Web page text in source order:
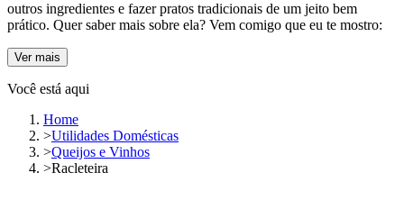
outros ingredientes e fazer pratos tradicionais de um jeito bem
prático. Quersaber mais sobre ela? Vem comigo que eu te mostro:
Ver mais
Você está aqui
Home
>Utilidades Domésticas
>Queijos e Vinhos
>Racleteira